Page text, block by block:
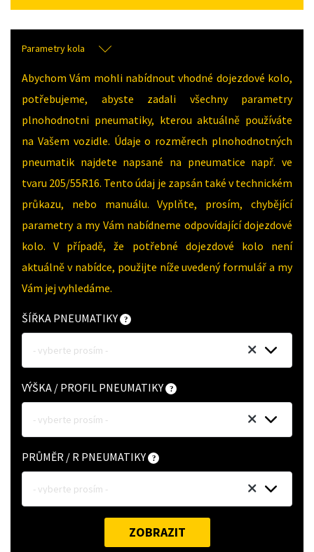
Parametry kola
Abychom Vám mohli nabídnout vhodné dojezdové kolo,
potřebujeme, abyste zadali všechny parametry
plnohodnotni pneumatiky, kterou aktuálně používáte
na Vašem vozidle. Údaje o rozměrech plnohodnotných
pneumatik najdete napsané na pneumatice např. ve
tvaru 205/55R16. Tento údaj je zapsán také v technickém
průkazu, nebo manuálu. Vyplňte, prosím, chybějící
parametry a my Vám nabídneme odpovídající dojezdové
kolo. V případě, že potřebné dojezdové kolo není
aktuálně v nabídce, použijte níže uvedený formulář a my
Vám jej vyhledáme.
ŠÍŘKA PNEUMATIKY
- vyberte prosím -
VÝŠKA / PROFIL PNEUMATIKY
- vyberte prosím -
PRŮMĚR / R PNEUMATIKY
- vyberte prosím -
ZOBRAZIT